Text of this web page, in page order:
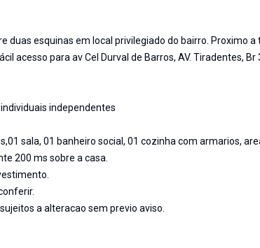
duas esquinas em local privilegiado do bairro. Proximo a
acesso para av Cel Durval de Barros, AV. Tiradentes,
independentes
sala, 01 banheiro social, 01 cozinha com armarios,
200 ms sobre a casa.
a alteracao sem previo aviso.